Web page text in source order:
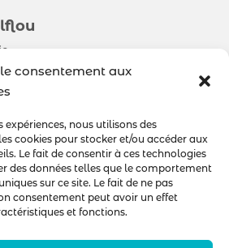
consentement aux
nous utilisons des
cookies pour stocker et/ou accéder aux
Le fait de consentir à ces technologies
des données telles que le comportement
sur ce site. Le fait de ne pas
consentement peut avoir un effet
et fonctions.